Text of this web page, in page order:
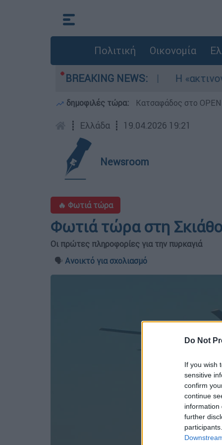
Do Not
If you wish
sensitive
confirm
continue
information
further
Πολιτική Οικονομία
BREAKING NEWS:
τρία αεροσκάφη Η
δημοφιλές τώρα: Κατσαφάδος στο
┋ Ελλάδα ┋ 19.04.2026 19:21
Newsroom
🔥 Φωτιά τώρα
Φωτιά τώρα στη
Οι πρώτες πληροφορίες για την πυρκαγιά
🗣️ Ανοικτό για σχολιασμό